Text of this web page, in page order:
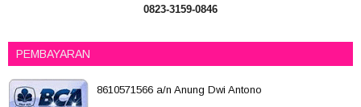
0823-3159-0846
PEMBAYARAN
8610571566 a/n Anung Dwi Antono